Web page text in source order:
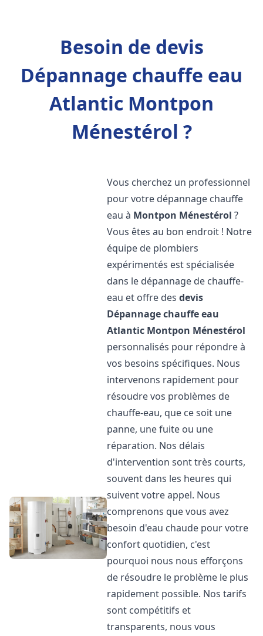
Besoin de devis
Dépannage chauffe eau
Atlantic Montpon
Ménestérol ?
Vous cherchez un professionnel
pour votre dépannage chauffe
eau à Montpon Ménestérol ?
Vous êtes au bon endroit ! Notre
équipe de plombiers
expérimentés est spécialisée
dans le dépannage de chauffe-
eau et offre desdevis
Dépannage chauffe eau
Atlantic Montpon Ménestérol
personnalisés pour répondre à
vos besoins spécifiques. Nous
intervenons rapidement pour
résoudre vos problèmes de
chauffe-eau, que ce soit une
panne, une fuite ou une
réparation. Nos délais
d'intervention sont très courts,
souvent dans les heures qui
suivent votre appel. Nous
comprenons que vous avez
besoin d'eau chaude pour votre
confort quotidien, c'est
pourquoi nous nous efforçons
de résoudre le problème le plus
rapidement possible. Nos tarifs
sont compétitifs et
transparents, nous vous